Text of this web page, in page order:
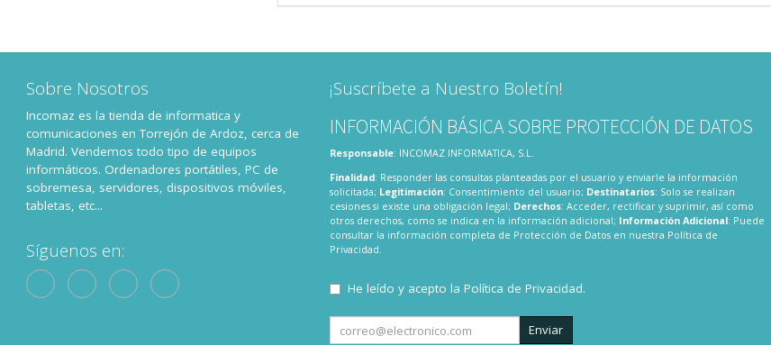
Sobre Nosotros
Incomaz es la tienda de informatica y
comunicaciones en Torrejón de Ardoz, cerca de
Madrid. Vendemos todo tipo de equipos
informáticos. Ordenadores portátiles, PC de
sobremesa, servidores, dispositivos móviles,
tabletas, etc...
Síguenos en:
¡Suscríbete a Nuestro Boletín!
INFORMACIÓN BÁSICA SOBRE PROTECCIÓN DE DATOS
Responsable: INCOMAZ INFORMATICA, S.L.
Finalidad: Responder las consultas planteadas por el usuario y enviarle la información
solicitada; Legitimación: Consentimiento del usuario; Destinatarios: Solo se realizan
cesiones si existe una obligación legal; Derechos: Acceder, rectificar y suprimir, así como
otros derechos, como se indica en la información adicional; Información Adicional: Puede
consultar la información completa de Protección de Datos en nuestra Política de
Privacidad
He leído y acepto la Política de Privacidad.
Enviar